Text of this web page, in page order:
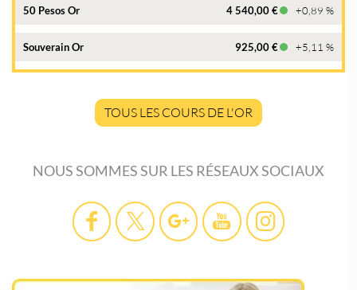
50 Pesos Or 4 540,00 € +0,89 %
Souverain Or 925,00 € +5,11 %
TOUS LES COURS DE L'OR
NOUS SOMMES SUR LES RÉSEAUX SOCIAUX